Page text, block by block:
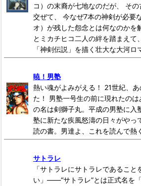
コ）の末裔が七地なのだが、 そ
交ぜて、 今なぜ7本の神剣が必要
オ）が残した怨念とは何なのかを
とミカチヒコ二人の絆を踏まえて
「神剣伝説」を描く壮大な大河ロ
暁！男塾
熱い魂がよみがえる！ 21世紀、
た！ 男塾一号生の前に現れたの
の名は剣獅子丸。平成の男塾に入
塾に新たな疾風怒濤の日々がや
読の書。男達よ、これを読んで熱
サトラレ
「サトラレにサトラレであるこ
い」――“サトラレ”とは正式名を